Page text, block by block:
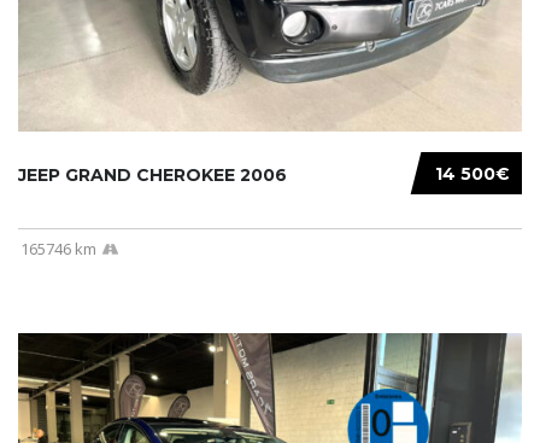
14 500€
JEEP GRAND CHEROKEE 2006
165746 km